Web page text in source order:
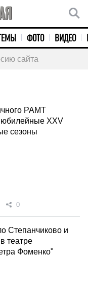
ТЕМЫ ФОТО ВИДЕО
сайта
РАМТ
XXV
сезоны
0
Степанчиково и
театре
Фоменко"